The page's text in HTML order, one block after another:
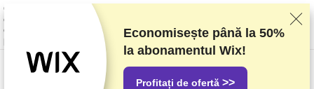
Clasificăm furnizorii pe baza unor teste și analize riguroase, dar luăm în
considerare și feedbackul vostru și acordurile comerciale pe care le avem
cu furnizorii. Această pagină conține link-uri de afiliat.Informare privind
publicitatea
Economisește până la 50%
la abonamentul Wix!
Profitați de ofertă >>